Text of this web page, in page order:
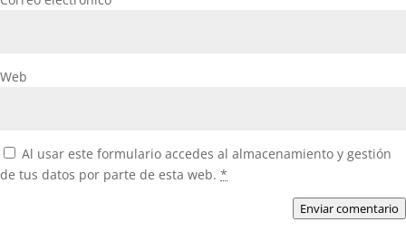
Web
Al usar este formulario accedes al almacenamiento y gestión
de tus datos por parte de esta web. *
Enviar comentario